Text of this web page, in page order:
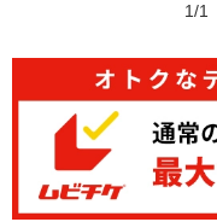
1/1